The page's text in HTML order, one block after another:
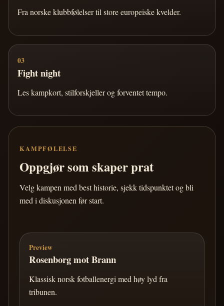
Fra norske klubbfølelser til store europeiske kvelder.
03
Fight night
Les kampkort, stilforskjeller og forventet tempo.
KAMPFØLELSE
Oppgjør som skaper prat
Velg kampen med best historie, sjekk tidspunktet og bli
med i diskusjonen før start.
Preview
Rosenborg mot Brann
Klassisk norsk fotballenergi med høy lyd fra
tribunen.